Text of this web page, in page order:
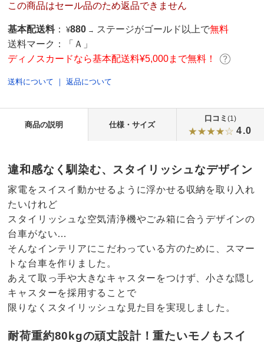
この商品はセール品のため返品できません
基本配送料 ： ¥880 → ステージがゴールド以上で無料
送料マーク：
「Ａ」
ディノスカードなら基本配送料¥5,000まで無料！
送料について ｜返品について
商品の説明 仕様・サイズ
口コミ (1)
4.0
違和感なく馴染む、スタイリッシュなデザイン
家電をスイスイ動かせるように浮かせる収納を取り入れ
たいけれど
スタイリッシュな空気清浄機やごみ箱に合うデザインの
台車がない…
そんなインテリアにこだわっている方のために、スマー
トな台車を作りました。
あえて取っ手や大きなキャスターをつけず、小さな隠し
キャスターを採用することで
限りなくスタイリッシュな見た目を実現しました。
耐荷重約80kgの頑丈設計！重たいモノもスイ